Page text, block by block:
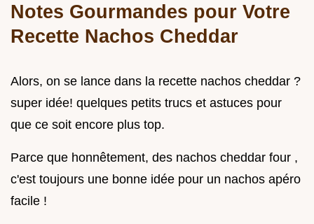
Notes Gourmandes pour Votre
Recette Nachos Cheddar
Alors, on se lance dans la recette nachos cheddar ?
super idée! quelques petits trucs et astuces pour
que ce soit encore plus top.
Parce que honnêtement, des nachos cheddar four ,
c'est toujours une bonne idée pour un nachos apéro
facile !